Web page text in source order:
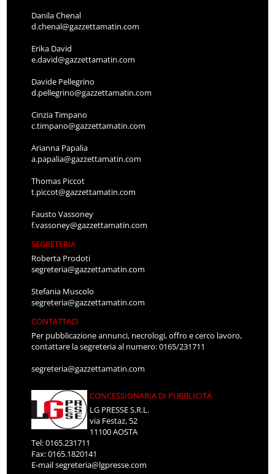
Danila Chenal
d.chenal@gazzettamatin.com
Erika David
e.david@gazzettamatin.com
Davide Pellegrino
d.pellegrino@gazzettamatin.com
Cinzia Timpano
c.timpano@gazzettamatin.com
Arianna Papalia
a.papalia@gazzettamatin.com
Thomas Piccot
t.piccot@gazzettamatin.com
Fausto Vassoney
f.vassoney@gazzettamatin.com
SEGRETERIA
Roberta Prodoti
segreteria@gazzettamatin.com
Stefania Muscolo
segreteria@gazzettamatin.com
CONTATTACI
Per pubblicazione annunci, necrologi, offro e cerco lavoro,
contattare la segreteria al numero: 0165/231711
segreteria@gazzettamatin.com
CONCESSIONARIA DI PUBBLICITÀ
LG PRESSE S.R.L.
via Festaz, 52
11100 AOSTA
Tel: 0165.231711
Fax: 0165.1820141
E-mailsegreteria@lgpresse.com